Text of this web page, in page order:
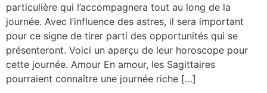
particulière qui l’accompagnera tout au long de la
journée. Avec l’influence des astres, il sera important
pour ce signe de tirer parti des opportunités qui se
présenteront. Voici un aperçu de leur horoscope pour
cette journée. Amour En amour, les Sagittaires
pourraient connaître une journée riche […]